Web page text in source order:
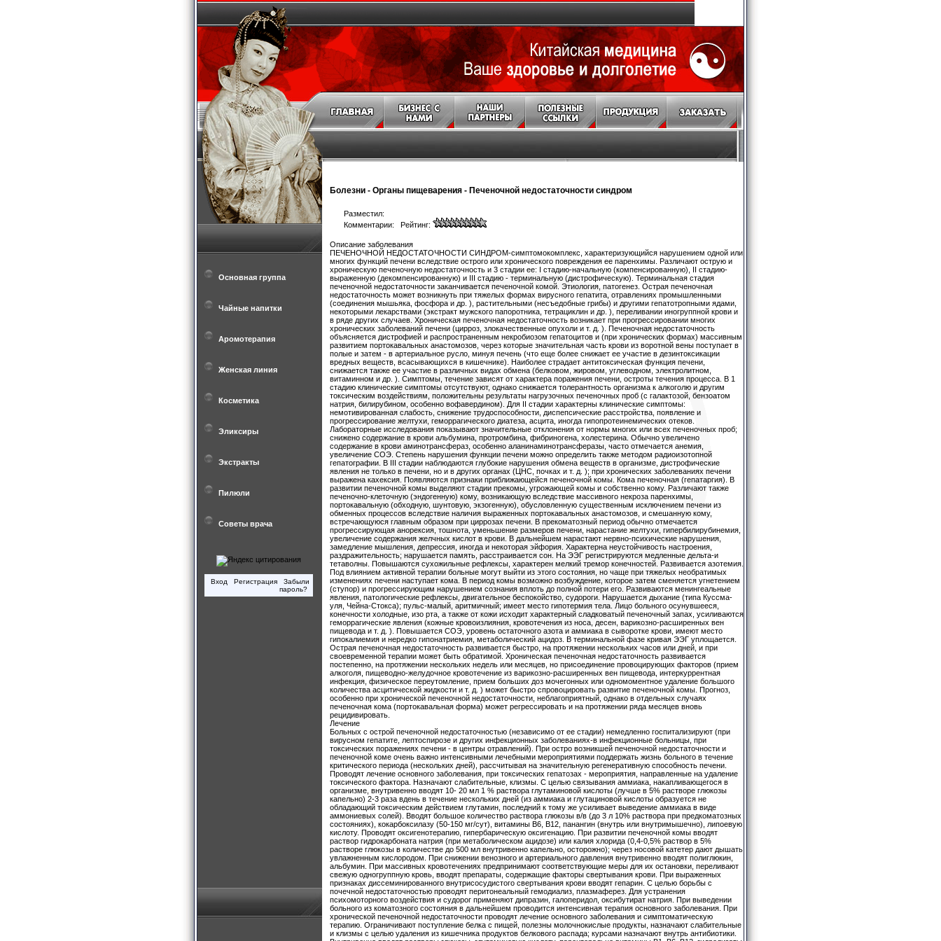
Основная группа
Чайные напитки
Аромотерапия
Женская линия
Косметика
Эликсиры
Экстракты
Пилюли
Советы врача
Вход Регистрация
Забыли
пароль?
Болезни - Органы пищеварения - Печеночной недостаточности синдром
Разместил:
Комментарии: Рейтинг:
Описание заболевания
ПЕЧЕНОЧНОЙ НЕДОСТАТОЧНОСТИ СИНДРОМ-симптомокомплекс, характеризующийся нарушением одной или
многих функций печени вследствие острого или хронического повреждения ее паренхимы. Различают острую и
хроническую печеночную недостаточность и 3 стадии ее: I стадию-начальную (компенсированную), II стадию-
выраженную (декомпенсированную) и III стадию - терминальную (дистрофическую). Терминальная стадия
печеночной недостаточности заканчивается печеночной комой. Этиология, патогенез. Острая печеночная
недостаточность может возникнуть при тяжелых формах вирусного гепатита, отравлениях промышленными
(соединения мышьяка, фосфора и др. ), растительными (несъедобные грибы) и другими гепатотропными ядами,
некоторыми лекарствами (экстракт мужского папоротника, тетрациклин и др. ), переливании иногруппной крови и
в ряде других случаев. Хроническая печеночная недостаточность возникает при прогрессировании многих
хронических заболеваний печени (цирроз, злокачественные опухоли и т. д. ). Печеночная недостаточность
объясняется дистрофией и распространенным некробиозом гепатоцитов и (при хронических формах) массивным
развитием портокавальных анастомозов, через которые значительная часть крови из воротной вены поступает в
полые и затем - в артериальное русло, минуя печень (что еще более снижает ее участие в дезинтоксикации
вредных веществ, всасывающихся в кишечнике). Наиболее страдает антитоксическая функция печени,
снижается также ее участие в различных видах обмена (белковом, жировом, углеводном, электролитном,
витаминном и др. ). Симптомы, течение зависят от характера поражения печени, остроты течения процесса. В 1
стадию клинические симптомы отсутствуют, однако снижается толерантность организма к алкоголю и другим
токсическим воздействиям, положительны результаты нагрузочных печеночных проб (с галактозой, бензоатом
натрия, билирубином, особенно вофавердином). Для II стадии характерны клинические симптомы:
немотивированная слабость, снижение трудоспособности, диспепсические расстройства, появление и
прогрессирование желтухи, геморрагического диатеза, асцита, иногда гипопротеинемических отеков.
Лабораторные исследования показывают значительные отклонения от нормы многих или всех печеночных проб;
снижено содержание в крови альбумина, протромбина, фибриногена, холестерина. Обычно увеличено
содержание в крови аминотрансфераз, особенно аланинаминотрансферазы, часто отмечается анемия,
увеличение СОЭ. Степень нарушения функции печени можно определить также методом радиоизотопной
гепатографии. В III стадии наблюдаются глубокие нарушения обмена веществ в организме, дистрофические
явления не только в печени, но и в других органах (ЦНС, почках и т. д. ); при хронических заболеваниях печени
выражена кахексия. Появляются признаки приближающейся печеночной комы. Кома печеночная (гепатаргия). В
развитии печеночной комы выделяют стадии прекомы, угрожающей комы и собственно кому. Различают также
печеночно-клеточную (эндогенную) кому, возникающую вследствие массивного некроза паренхимы,
портокавальную (обходную, шунтовую, экзогенную), обусловленную существенным исключением печени из
обменных процессов вследствие наличия выраженных портокавальных анастомозов, и смешанную кому,
встречающуюся главным образом при циррозах печени. В прекоматозный период обычно отмечается
прогрессирующая анорексия, тошнота, уменьшение размеров печени, нарастание желтухи, гипербилирубинемия,
увеличение содержания желчных кислот в крови. В дальнейшем нарастают нервно-психические нарушения,
замедление мышления, депрессия, иногда и некоторая эйфория. Характерна неустойчивость настроения,
раздражительность; нарушается память, расстраивается сон. На ЭЭГ регистрируются медленные дельта-и
тетаволны. Повышаются сухожильные рефлексы, характерен мелкий тремор конечностей. Развивается азотемия.
Под влиянием активной терапии больные могут выйти из этого состояния, но чаще при тяжелых необратимых
изменениях печени наступает кома. В период комы возможно возбуждение, которое затем сменяется угнетением
(ступор) и прогрессирующим нарушением сознания вплоть до полной потери его. Развиваются менингеальные
явления, патологические рефлексы, двигательное беспокойство, судороги. Нарушается дыхание (типа Куссма-
уля, Чейна-Стокса); пульс-малый, аритмичный; имеет место гипотермия тела. Лицо больного осунувшееся,
конечности холодные, изо рта, а также от кожи исходит характерный сладковатый печеночный запах, усиливаются
геморрагические явления (кожные кровоизлияния, кровотечения из носа, десен, варикозно-расширенных вен
пищевода и т. д. ). Повышается СОЭ, уровень остаточного азота и аммиака в сыворотке крови, имеют место
гипокалиемия и нередко гипонатриемия, метаболический ацидоз. В терминальной фазе кривая ЭЭГ уплощается.
Острая печеночная недостаточность развивается быстро, на протяжении нескольких часов или дней, и при
своевременной терапии может быть обратимой. Хроническая печеночная недостаточность развивается
постепенно, на протяжении нескольких недель или месяцев, но присоединение провоцирующих факторов (прием
алкоголя, пищеводно-желудочное кровотечение из варикозно-расширенных вен пищевода, интеркуррентная
инфекция, физическое переутомление, прием больших доз мочегонных или одномоментное удаление большого
количества асцитической жидкости и т. д. ) может быстро спровоцировать развитие печеночной комы. Прогноз,
особенно при хронической печеночной недостаточности, неблагоприятный, однако в отдельных случаях
печеночная кома (портокавальная форма) может регрессировать и на протяжении ряда месяцев вновь
рецидивировать.
Лечение
Больных с острой печеночной недостаточностью (независимо от ее стадии) немедленно госпитализируют (при
вирусном гепатите, лептоспирозе и других инфекционных заболеваниях-в инфекционные больницы, при
токсических поражениях печени - в центры отравлений). При остро возникшей печеночной недостаточности и
печеночной коме очень важно интенсивными лечебными мероприятиями поддержать жизнь больного в течение
критического периода (нескольких дней), рассчитывая на значительную регенеративную способность печени.
Проводят лечение основного заболевания, при токсических гепатозах - мероприятия, направленные на удаление
токсического фактора. Назначают слабительные, клизмы. С целью связывания аммиака, накапливающегося в
организме, внутривенно вводят 10- 20 мл 1 % раствора глутаминовой кислоты (лучше в 5% растворе глюкозы
капельно) 2-3 раза вдень в течение нескольких дней (из аммиака и глутациновой кислоты образуется не
обладающий токсическим действием глутамин, последний к тому же усиливает выведение аммиака в виде
аммониевых солей). Вводят большое количество раствора глюкозы в/в (до 3 л 10% раствора при предкоматозных
состояниях), кокарбоксилазу (50-150 мг/сут), витамины B6, B12, панангин (внутрь или внутримышечно), липоевую
кислоту. Проводят оксигенотерапию, гипербарическую оксигенацию. При развитии печеночной комы вводят
раствор гидрокарбоната натрия (при метаболическом ацидозе) или калия хлорида (0,4-0,5% раствор в 5%
растворе глюкозы в количестве до 500 мл внутривенно капельно, осторожно); через носовой катетер дают дышать
увлажненным кислородом. При снижении венозного и артериального давления внутривенно вводят полиглюкин,
альбумин. При массивных кровотечениях предпринимают соответствующие меры для их остановки, переливают
свежую одногруппную кровь, вводят препараты, содержащие факторы свертывания крови. При выраженных
признаках диссеминированного внутрисосудистого свертывания крови вводят гепарин. С целью борьбы с
почечной недостаточностью проводят перитонеальный гемодиализ, плазмаферез. Для устранения
психомоторного воздействия и судорог применяют дипразин, галоперидол, оксибутират натрия. При выведении
больного из коматозного состояния в дальнейшем проводится интенсивная терапия основного заболевания. При
хронической печеночной недостаточности проводят лечение основного заболевания и симптоматическую
терапию. Ограничивают поступление белка с пищей, полезны молочнокислые продукты, назначают слабительные
и клизмы с целью удаления из кишечника продуктов белкового распада; курсами назначают внутрь антибиотики.